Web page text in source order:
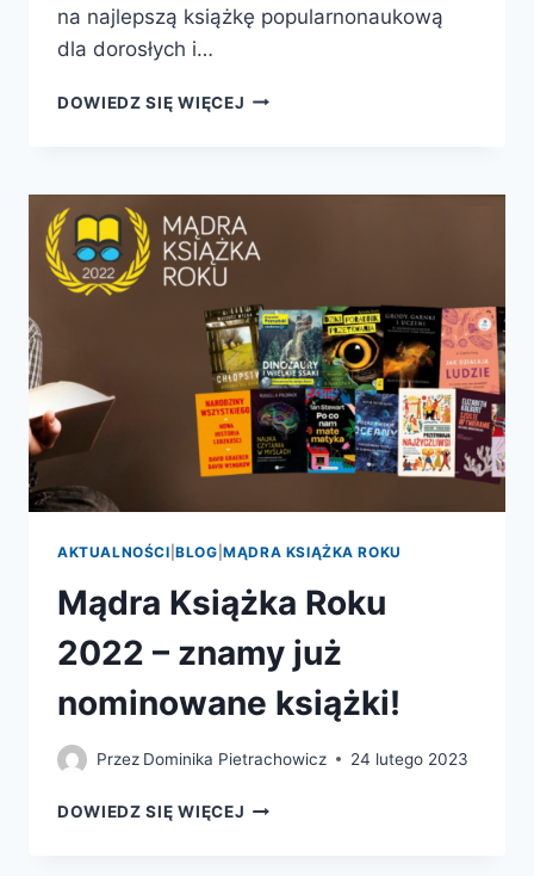
na najlepszą książkę popularnonaukową
dla dorosłych i…
DOWIEDZ SIĘ WIĘCEJ GŁOSOWANIA
GAZETY
WYBORCZEJ
ORAZ
AKTUALNOŚCI |BLOG |MĄDRA KSIĄŻKA ROKU
Mądra Książka Roku
2022 – znamy już
nominowane książki!
Przez Dominika Pietrachowicz 24 lutego 2023
DOWIEDZ SIĘ WIĘCEJ MĄDRA